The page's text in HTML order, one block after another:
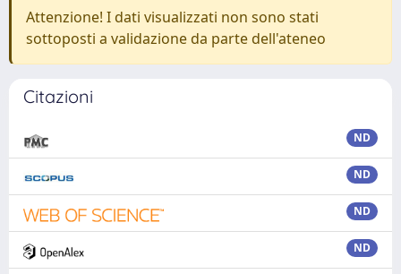
Attenzione! I dati visualizzati non sono stati
sottoposti a validazione da parte dell'ateneo
Citazioni
ND
ND
ND
ND